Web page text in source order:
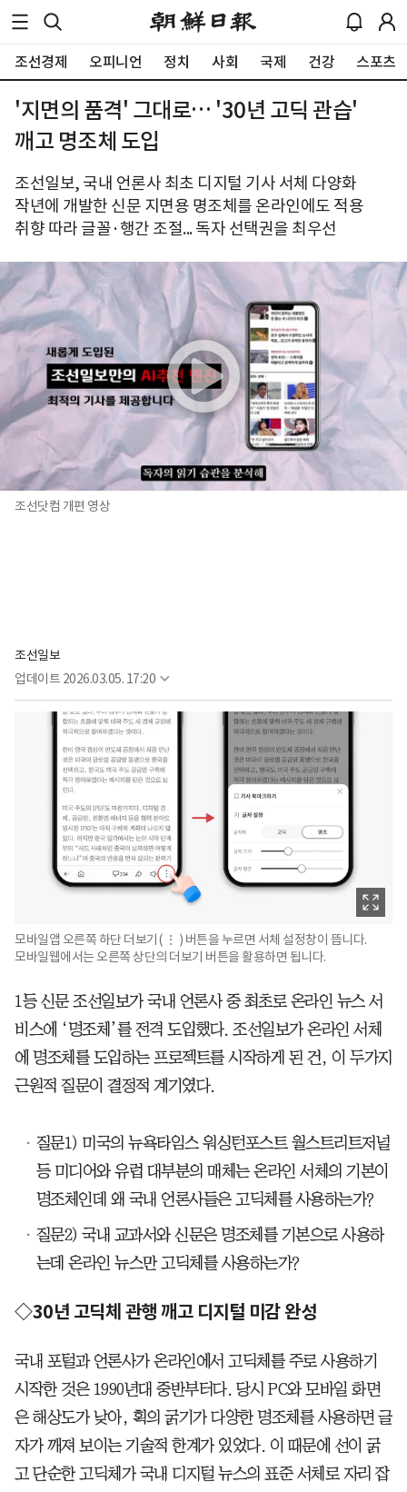
조선경제 오피니언 정치 사회 국제 건강 스포츠
'지면의 품격' 그대로… '30년 고딕 관습'
깨고 명조체 도입
조선일보, 국내 언론사 최초 디지털 기사 서체 다양화
작년에 개발한 신문 지면용 명조체를 온라인에도 적용
취향 따라 글꼴·행간 조절... 독자 선택권을 최우선
조선닷컴 개편 영상
조선일보
업데이트 2026.03.05. 17:20
모바일앱 오른쪽 하단 더보기( ⋮ ) 버튼을 누르면 서체 설정창이 뜹니다.
모바일웹에서는 오른쪽 상단의 더보기 버튼을 활용하면 됩니다.
1등 신문 조선일보가 국내 언론사 중 최초로 온라인 뉴스 서
비스에 ‘명조체’를 전격 도입했다. 조선일보가 온라인 서체
에 명조체를 도입하는 프로젝트를 시작하게 된 건, 이 두가지
근원적 질문이 결정적 계기였다.
질문1) 미국의 뉴욕타임스 워싱턴포스트 월스트리트저널
등 미디어와 유럽 대부분의 매체는 온라인 서체의 기본이
명조체인데 왜 국내 언론사들은 고딕체를 사용하는가?
질문2) 국내 교과서와 신문은 명조체를 기본으로 사용하
는데 온라인 뉴스만 고딕체를 사용하는가?
◇30년 고딕체 관행 깨고 디지털 미감 완성
국내 포털과 언론사가 온라인에서 고딕체를 주로 사용하기
시작한 것은 1990년대 중반부터다. 당시 PC와 모바일 화면
은 해상도가 낮아, 획의 굵기가 다양한 명조체를 사용하면 글
자가 깨져 보이는 기술적 한계가 있었다. 이 때문에 선이 굵
고 단순한 고딕체가 국내 디지털 뉴스의 표준 서체로 자리 잡